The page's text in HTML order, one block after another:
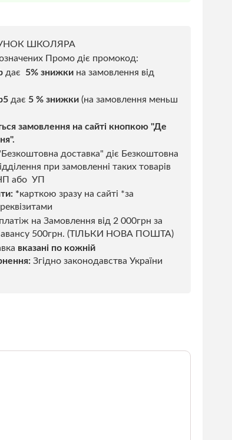
ШКОЛЯРА
Промо діє промокод:
дає 5% знижки на замовлення від
дає 5 % знижки (на замовлення меньш
замовлення на сайті кнопкою "Де
доставка" діє Безкоштовна
при замовленні таких товарів
або УП
*карткою зразу на сайті *за
на Замовлення від 2 000грн за
авансу 500грн. (ТІЛЬКИ НОВА ПОШТА)
вказані по кожній
Згідно законодавства України